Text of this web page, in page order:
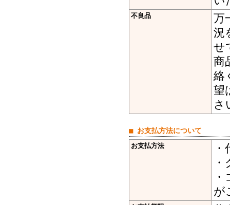
不良品
万
況
せ
商
絡
望
さ
■ お支払方法について
お支払方法
が